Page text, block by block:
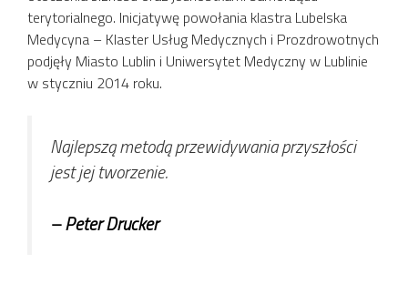
terytorialnego. Inicjatywę powołania klastra Lubelska
Medycyna – Klaster Usług Medycznych i Prozdrowotnych
podjęły Miasto Lublin i Uniwersytet Medyczny w Lublinie
w styczniu 2014 roku.
Najlepszą metodą przewidywania przyszłości
jest jej tworzenie.
– Peter Drucker